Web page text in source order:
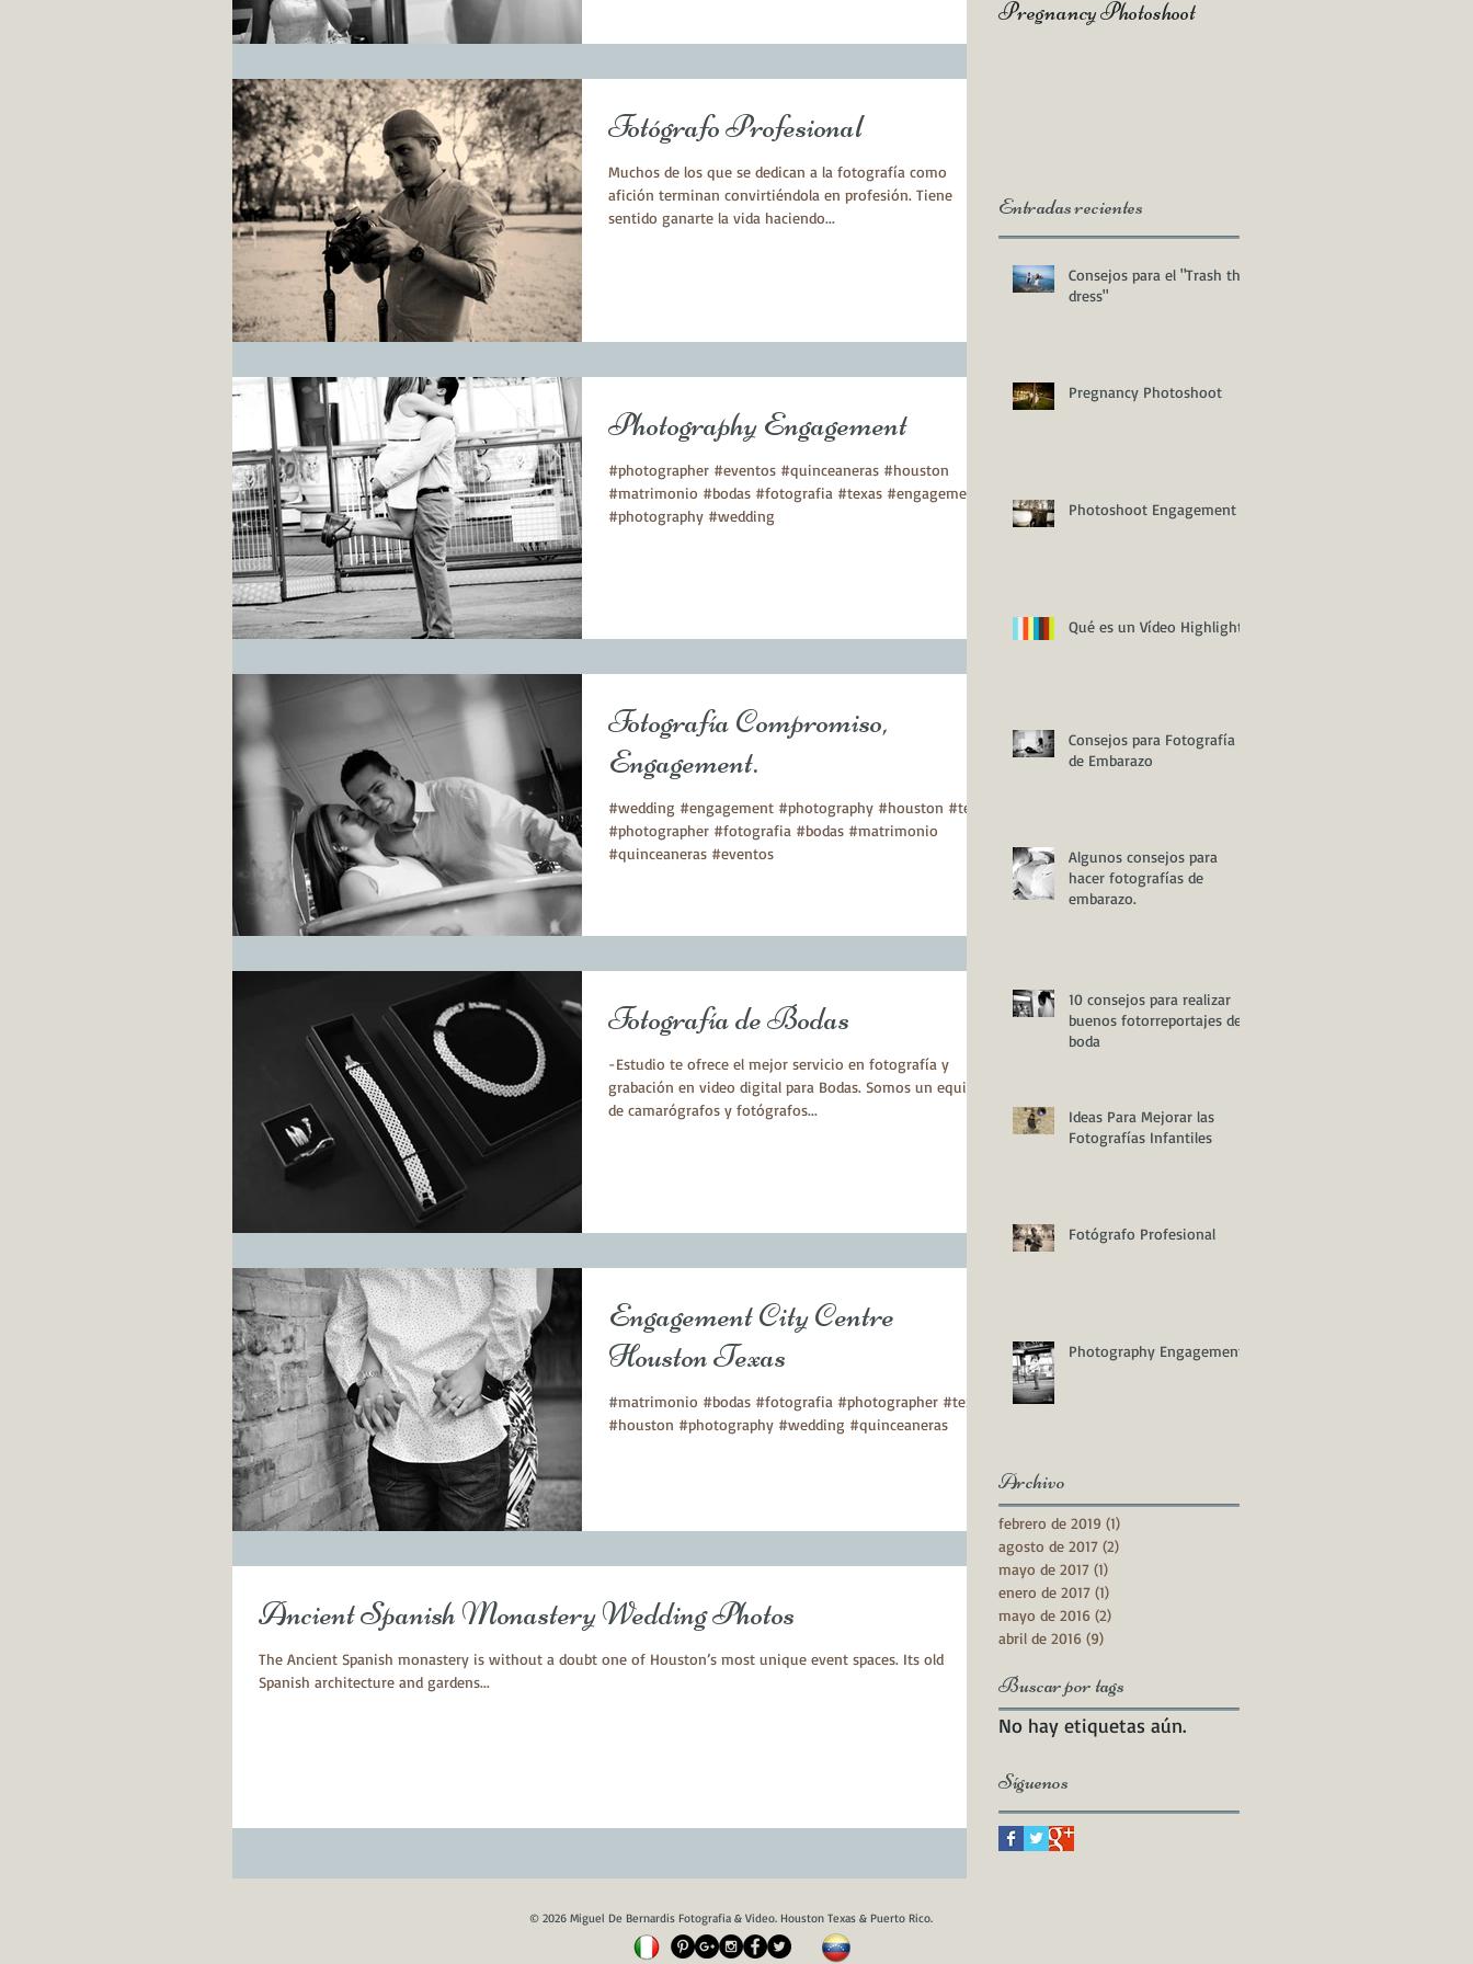
Fotógrafo Profesional
Muchos de los que se dedican a la fotografía como
afición terminan convirtiéndola en profesión. Tiene
sentido ganarte la vida haciendo...
Photography Engagement
#photographer #eventos #quinceaneras #houston
#matrimonio #bodas #fotografia #texas #engagement
#photography #wedding
Fotografía Compromiso,
Engagement.
#wedding #engagement #photography #houston #texas
#photographer #fotografia #bodas #matrimonio
#quinceaneras #eventos
Fotografía de Bodas
-Estudio te ofrece el mejor servicio en fotografía y
grabación en video digital para Bodas. Somos un equipo
de camarógrafos y fotógrafos...
Engagement City Centre
Houston Texas
#matrimonio #bodas #fotografia #photographer #texas
#houston #photography #wedding #quinceaneras
Ancient Spanish Monastery Wedding Photos
The Ancient Spanish monastery is without a doubt one of Houston’s most unique event spaces. Its old
Spanish architecture and gardens...
Pregnancy Photoshoot
Entradas recientes
Consejos para el "Trash the
dress"
Pregnancy Photoshoot
Photoshoot Engagement
Qué es un Vídeo Highlight
Consejos para Fotografía
de Embarazo
Algunos consejos para
hacer fotografías de
embarazo.
10 consejos para realizar
buenos fotorreportajes de
boda
Ideas Para Mejorar las
Fotografías Infantiles
Fotógrafo Profesional
Photography Engagement
Archivo
febrero de 2019 (1)
agosto de 2017 (2)
mayo de 2017 (1)
enero de 2017 (1)
mayo de 2016 (2)
abril de 2016 (9)
Buscar por tags
No hay etiquetas aún.
Síguenos
© 2026 Miguel De Bernardis Fotografia & Video. Houston Texas & Puerto Rico.